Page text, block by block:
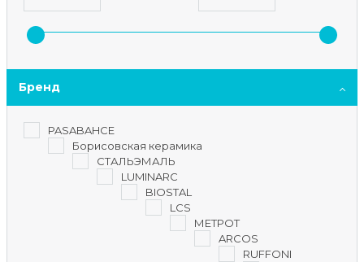
Бренд
PASABAHCE
Борисовская керамика
СТАЛЬЭМАЛЬ
LUMINARC
BIOSTAL
LCS
МЕТРОТ
ARCOS
RUFFONI